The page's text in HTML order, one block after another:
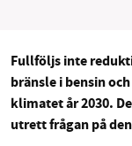
Facebook
Fullföljs inte
bränsle i bensin
klimatet år 2030.
utrett frågan på